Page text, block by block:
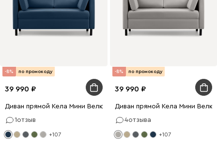
-8% по промокоду
39 990
Диван прямой Кела Мини Велюр Синий
1отзыв
+107
-8% по промокоду
39 990
Диван прямой Кела Мини
4отзыва
+107